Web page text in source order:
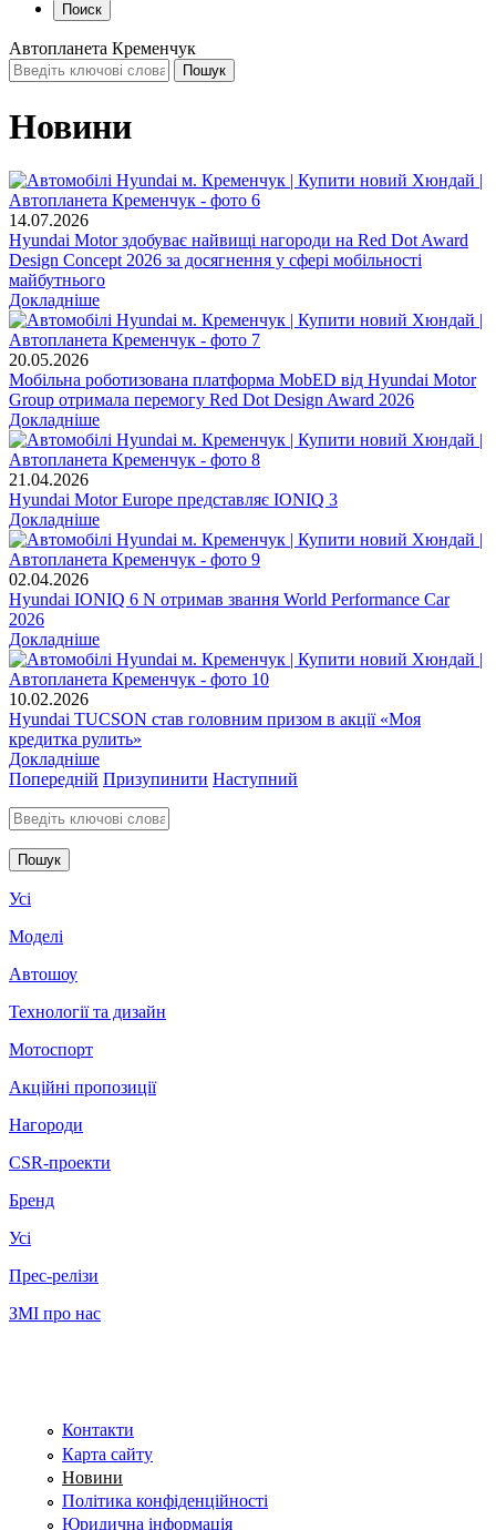
Поиск
Автопланета Кременчук
Новини
14.07.2026
Hyundai Motor здобуває найвищі нагороди на Red Dot Award
Design Concept 2026 за досягнення у сфері мобільності
майбутнього
Докладніше
20.05.2026
Мобільна роботизована платформа MobED від Hyundai Motor
Group отримала перемогу Red Dot Design Award 2026
Докладніше
21.04.2026
Hyundai Motor Europe представляє IONIQ 3
Докладніше
02.04.2026
Hyundai IONIQ 6 N отримав звання World Performance Car
2026
Докладніше
10.02.2026
Hyundai TUCSON став головним призом в акції «Моя
кредитка рулить»
Докладніше
Попередній Призупинити Наступний
Введіть ключові слова для пошуку
Усі
Моделі
Автошоу
Технології та дизайн
Мотоспорт
Акційні пропозиції
Нагороди
CSR-проекти
Бренд
Усі
Прес-релізи
ЗМІ про нас
Контакти
Карта сайту
Новини
Політика конфіденційності
Юридична інформація